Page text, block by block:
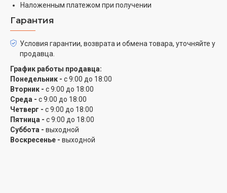
Наложенным платежом при получении
Гарантия
Условия гарантии, возврата и обмена товара, уточняйте у
продавца.
График работы продавца:
Понедельник - с 9:00 до 18:00
Вторник - с 9:00 до 18:00
Среда - с 9:00 до 18:00
Четверг - с 9:00 до 18:00
Пятница - с 9:00 до 18:00
Суббота - выходной
Воскресенье - выходной